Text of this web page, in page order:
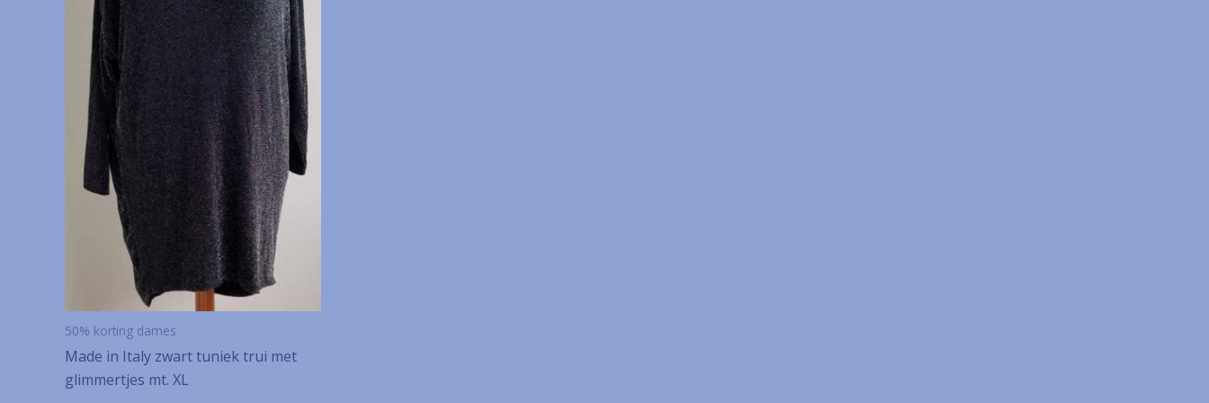
50% korting dames
Made in Italy zwart tuniek trui met
glimmertjes mt. XL